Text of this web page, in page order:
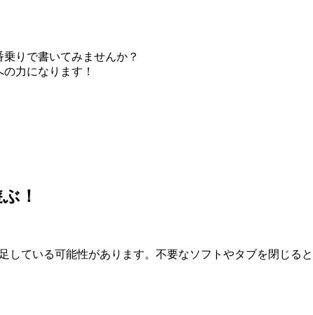
りで書いてみませんか？
力になります！
！
ている可能性があります。不要なソフトやタブを閉じると